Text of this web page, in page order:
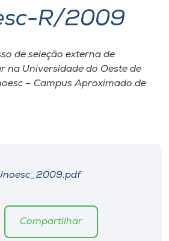
R/2009
de seleção externa de
na Universidade do Oeste de
– Campus Aproximado de
Compartilhar